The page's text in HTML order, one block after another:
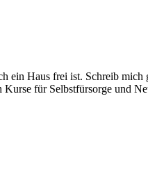
ein Haus frei ist. Schreib mich
für Selbstfürsorge und